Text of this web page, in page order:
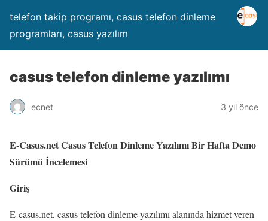
telefon takip programı, casus telefon dinleme
programları, casus yazılım
casus telefon dinleme yazılımı
ecnet 3 yıl önce
E-Casus.net Casus Telefon Dinleme Yazılımı Bir Hafta Demo
Sürümü İncelemesi
Giriş
E-casus.net, casus telefon dinleme yazılımı alanında hizmet veren